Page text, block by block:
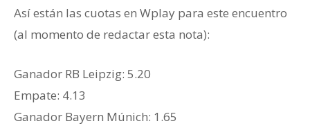
Así están las cuotas en Wplay para este encuentro
(al momento de redactar esta nota):
Ganador RB Leipzig: 5.20
Empate: 4.13
Ganador Bayern Múnich: 1.65